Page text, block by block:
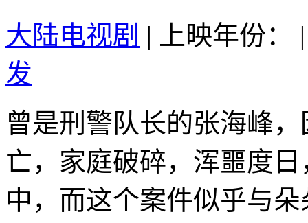
大陆电视剧 | 上映年份：
|
发
曾是刑警队长的张海峰
亡，家庭破碎，浑噩度
中，而这个案件似乎与